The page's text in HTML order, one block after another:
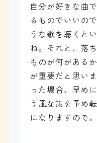
自分が好きな曲
るものでいいの
うな歌を聴くと
ね。それと、落
ものが何がある
が重要だと思い
った場合、早め
う風な策を予め
になりますので。